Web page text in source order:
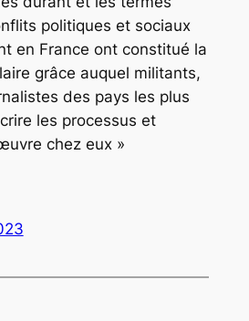
politiques et sociaux
en France ont constitué la
grâce auquel militants,
des pays les plus
les processus et
chez eux »